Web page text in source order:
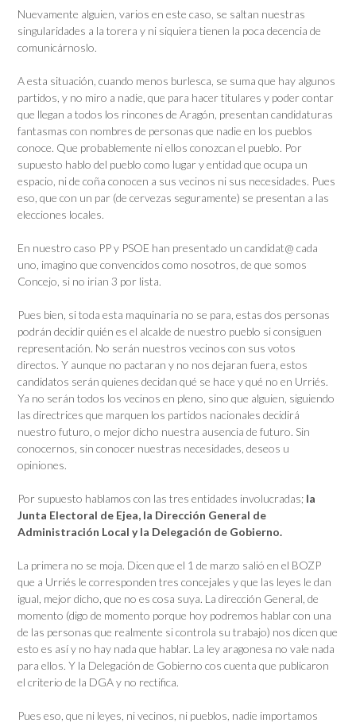
Nuevamente alguien, varios en este caso, se saltan nuestras
singularidades a la torera y ni siquiera tienen la poca decencia de
comunicárnoslo.
A esta situación, cuando menos burlesca, se suma que hay algunos
partidos, y no miro a nadie, que para hacer titulares y poder contar
que llegan a todos los rincones de Aragón, presentan candidaturas
fantasmas con nombres de personas que nadie en los pueblos
conoce. Que probablemente ni ellos conozcan el pueblo. Por
supuesto hablo del pueblo como lugar y entidad que ocupa un
espacio, ni de coña conocen a sus vecinos ni sus necesidades. Pues
eso, que con un par (de cervezas seguramente) se presentan a las
elecciones locales.
En nuestro caso PP y PSOE han presentado un candidat@ cada
uno, imagino que convencidos como nosotros, de que somos
Concejo, si no irian 3 por lista.
Pues bien, si toda esta maquinaria no se para, estas dos personas
podrán decidir quién es el alcalde de nuestro pueblo si consiguen
representación. No serán nuestros vecinos con sus votos
directos. Y aunque no pactaran y no nos dejaran fuera, estos
candidatos serán quienes decidan qué se hace y qué no en Urriés.
Ya no serán todos los vecinos en pleno, sino que alguien, siguiendo
las directrices que marquen los partidos nacionales decidirá
nuestro futuro, o mejor dicho nuestra ausencia de futuro. Sin
conocernos, sin conocer nuestras necesidades, deseos u
opiniones.
Por supuesto hablamos con las tres entidades involucradas; la
Junta Electoral de Ejea, la Dirección General de
Administración Local y la Delegación de Gobierno.
La primera no se moja. Dicen que el 1 de marzo salió en el BOZP
que a Urriés le corresponden tres concejales y que las leyes le dan
igual, mejor dicho, que no es cosa suya. La dirección General, de
momento (digo de momento porque hoy podremos hablar con una
de las personas que realmente si controla su trabajo) nos dicen que
esto es así y no hay nada que hablar. La ley aragonesa no vale nada
para ellos. Y la Delegación de Gobierno cos cuenta que publicaron
el criterio de la DGA y no rectifica.
Pues eso, que ni leyes, ni vecinos, ni pueblos, nadie importamos